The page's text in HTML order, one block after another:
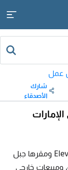
عمل
شارك
الأصدقاء
إعلان عن وظيفة شاغرة تعلن شركة Eleven Scent ومقرها جبل
خارجي